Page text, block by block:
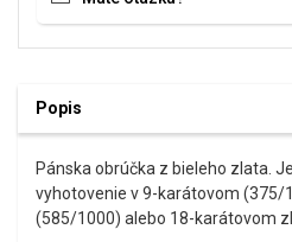
Popis
Pánska obrúčka z bieleho zlata.
vyhotovenie v 9-karátovom (375/
(585/1000) alebo 18-karátovom